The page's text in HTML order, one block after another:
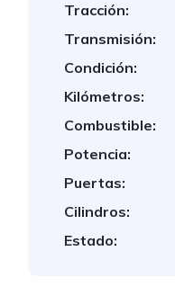
Tracción:
Transmisión:
Condición:
Kilómetros:
Combustible:
Potencia:
Puertas:
Cilindros:
Estado: